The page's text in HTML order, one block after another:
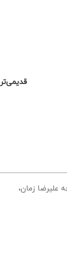
قدیمی‌تر
علیرضا زمان،